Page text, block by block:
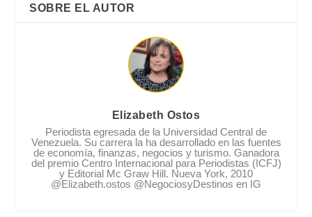
SOBRE EL AUTOR
Elizabeth Ostos
Periodista egresada de la Universidad Central de
Venezuela. Su carrera la ha desarrollado en las fuentes
de economía, finanzas, negocios y turismo. Ganadora
del premio Centro Internacional para Periodistas (ICFJ)
y Editorial Mc Graw Hill. Nueva York, 2010
@Elizabeth.ostos @NegociosyDestinos en IG